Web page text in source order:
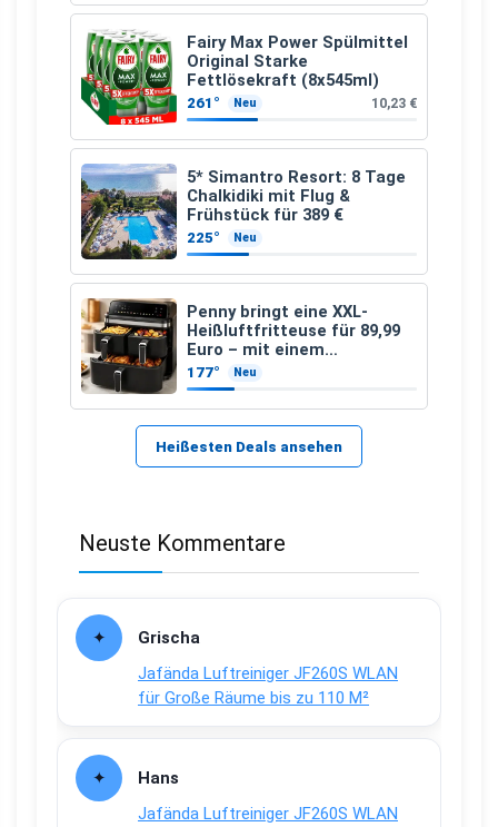
Fairy Max Power Spülmittel
Original Starke
Fettlösekraft (8x545ml)
261° Neu 10,23 €
5* Simantro Resort: 8 Tage
Chalkidiki mit Flug &
Frühstück für 389 €
225° Neu
Penny bringt eine XXL-
Heißluftfritteuse für 89,99
Euro – mit einem
besonderen Vorteil
177° Neu
Heißesten Deals ansehen
Neuste Kommentare
Grischa
Jafända Luftreiniger JF260S WLAN
für Große Räume bis zu 110 M²
Hans
Jafända Luftreiniger JF260S WLAN